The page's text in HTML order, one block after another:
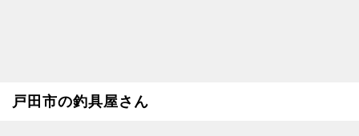
戸田市の釣具屋さん